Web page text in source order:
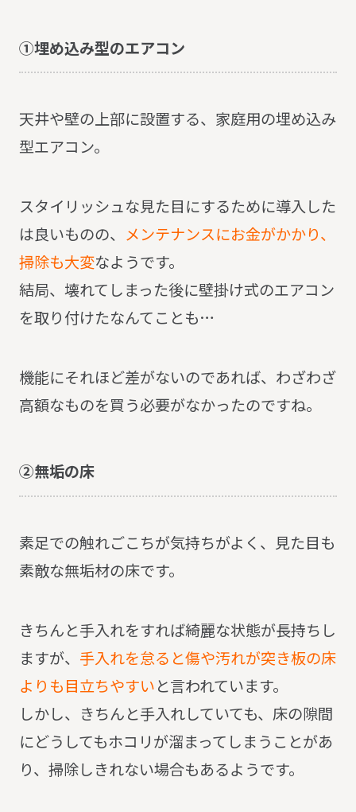
①埋め込み型のエアコン
天井や壁の上部に設置する、家庭用の埋め込み
型エアコン。
スタイリッシュな見た目にするために導入した
は良いものの、 メンテナンスにお金がかかり、
掃除も大変なようです。
結局、壊れてしまった後に壁掛け式のエアコン
を取り付けたなんてことも…
機能にそれほど差がないのであれば、わざわざ
高額なものを買う必要がなかったのですね。
②無垢の床
素足での触れごこちが気持ちがよく、見た目も
素敵な無垢材の床です。
きちんと手入れをすれば綺麗な状態が長持ちし
ますが、 手入れを怠ると傷や汚れが突き板の床
よりも目立ちやすいと言われています。
しかし、きちんと手入れしていても、床の隙間
にどうしてもホコリが溜まってしまうことがあ
り、掃除しきれない場合もあるようです。